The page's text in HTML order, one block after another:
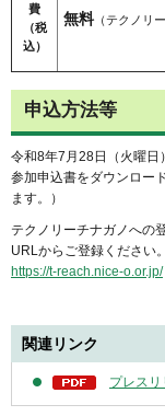
費
（税
込）
無料（テクノリ
申込方法等
令和8年7月28日（火曜日
参加申込書をダウンロー
ます。）
テクノリーチナガノへの
URLからご登録ください。
https://t-reach.nice-o.or.jp/
関連リンク
プレスリ